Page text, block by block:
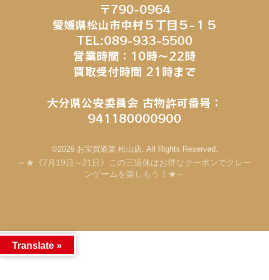
〒790-0964
愛媛県松山市中村５丁目５−１５
TEL:089-933-5500
営業時間：10時～22時
買取受付時間 21時まで
大分県公安委員会 古物許可番号：
941180000900
©2026 お宝買道楽 松山店. All Rights Reserved.
～★《7月19日～21日》この三連休はお得なクーポンでクレー
ンゲームを楽しもう！★～
Translate »